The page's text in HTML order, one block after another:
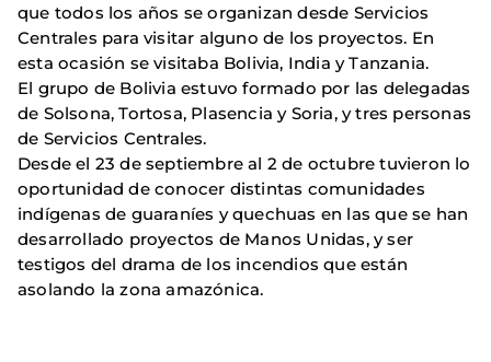
que todos los años se organizan desde Servicios
Centrales para visitar alguno de los proyectos. En
esta ocasión se visitaba Bolivia, India y Tanzania.
El grupo de Bolivia estuvo formado por las delegadas
de Solsona, Tortosa, Plasencia y Soria, y tres personas
de Servicios Centrales.
Desde el 23 de septiembre al 2 de octubre tuvieron lo
oportunidad de conocer distintas comunidades
indígenas de guaraníes y quechuas en las que se han
desarrollado proyectos de Manos Unidas, y ser
testigos del drama de los incendios que están
asolando la zona amazónica.